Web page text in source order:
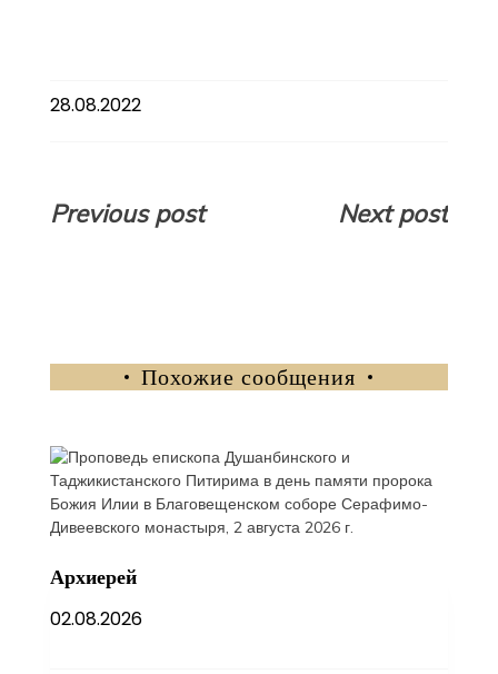
28.08.2022
Навигация
Previous post Next post
Похожие сообщения
Архиерей
02.08.2026